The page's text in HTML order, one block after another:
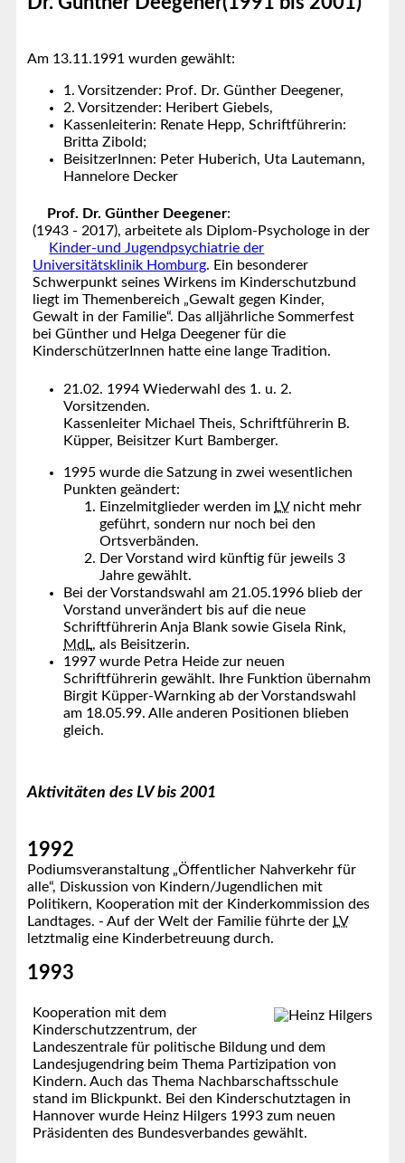
Am 13.11.1991 wurden gewählt:
1. Vorsitzender: Prof. Dr. Günther Deegener,
2. Vorsitzender: Heribert Giebels,
Kassenleiterin: Renate Hepp, Schriftführerin:
Britta Zibold;
BeisitzerInnen: Peter Huberich, Uta Lautemann,
Hannelore Decker
Prof. Dr. Günther Deegener:
(1943 - 2017), arbeitete als Diplom-Psychologe in der
Kinder-und Jugendpsychiatrie der
Universitätsklinik Homburg. Ein besonderer
Schwerpunkt seines Wirkens im Kinderschutzbund
liegt im Themenbereich „Gewalt gegen Kinder,
Gewalt in der Familie“. Das alljährliche Sommerfest
bei Günther und Helga Deegener für die
KinderschützerInnen hatte eine lange Tradition.
21.02. 1994 Wiederwahl des 1. u. 2.
Vorsitzenden.
Kassenleiter Michael Theis, Schriftführerin B.
Küpper, Beisitzer Kurt Bamberger.
1995 wurde die Satzung in zwei wesentlichen
Punkten geändert:
Einzelmitglieder werden im LVnicht mehr
geführt, sondern nur noch bei den
Ortsverbänden.
Der Vorstand wird künftig für jeweils 3
Jahre gewählt.
Bei der Vorstandswahl am 21.05.1996 blieb der
Vorstand unverändert bis auf die neue
Schriftführerin Anja Blank sowie Gisela Rink,
MdL, als Beisitzerin.
1997 wurde Petra Heide zur neuen
Schriftführerin gewählt. Ihre Funktion übernahm
Birgit Küpper-Warnking ab der Vorstandswahl
am 18.05.99. Alle anderen Positionen blieben
gleich.
Aktivitäten des LV bis 2001
1992
Podiumsveranstaltung „Öffentlicher Nahverkehr für
alle“, Diskussion von Kindern/Jugendlichen mit
Politikern, Kooperation mit der Kinderkommission des
Landtages. - Auf der Welt der Familie führte der LV
letztmalig eine Kinderbetreuung durch.
1993
Kooperation mit dem
Kinderschutzzentrum, der
Landeszentrale für politische Bildung und dem
Landesjugendring beim Thema Partizipation von
Kindern. Auch das Thema Nachbarschaftsschule
stand im Blickpunkt. Bei den Kinderschutztagen in
Hannover wurde Heinz Hilgers 1993 zum neuen
Präsidenten des Bundesverbandes gewählt.